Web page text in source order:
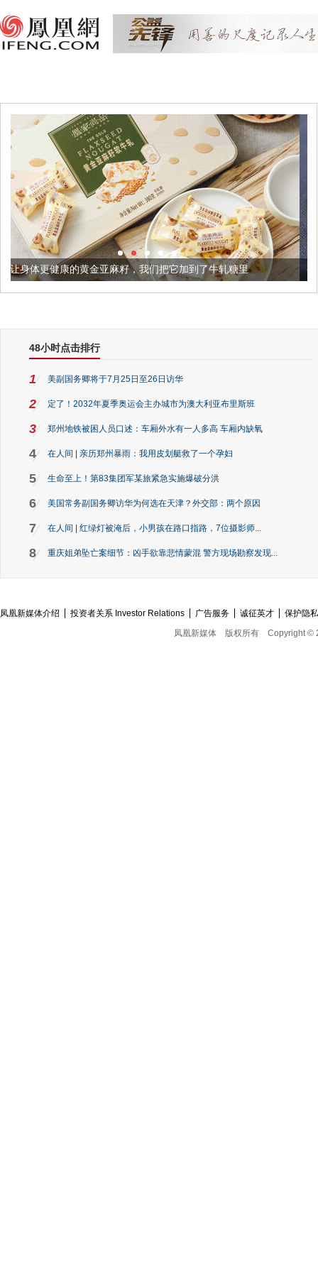
亚麻籽，我们把它加到了牛轧糖里 被列入佛家七宝的它到
48小时点击排行
1 美副国务卿将于7月25日至26日访华
2 定了！2032年夏季奥运会主办城市为澳大利亚布里斯班
3 郑州地铁被困人员口述：车厢外水有一人多高 车厢内缺氧
4 在人间 | 亲历郑州暴雨：我用皮划艇救了一个孕妇
5 生命至上！第83集团军某旅紧急实施爆破分洪
6 美国常务副国务卿访华为何选在天津？外交部：两个原因
7 在人间 | 红绿灯被淹后，小男孩在路口指路，7位摄影师...
8 重庆姐弟坠亡案细节：凶手欲靠悲情蒙混 警方现场勘察发现...
凤凰新媒体介绍 投资者关系 Investor Relations 广告服务 诚征英才
保护隐
凤凰新媒体
版权所有 Copyright ©